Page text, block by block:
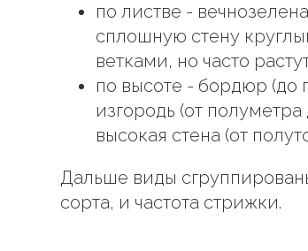
по листве -
сплошную стену
ветками, но часто
по высоте - бордюр (до
изгородь (от
высокая стена (от
Дальше виды
сорта, и частота стрижки.